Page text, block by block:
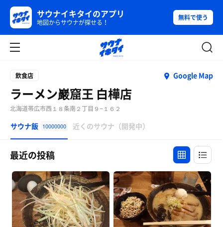
サウナイキタイのアプリ
地図からサウナが探せる！
無料で使う
飲食店 Google Map
ラーメン巖窟王 白樺店
北海道帯広市西１８条南２丁目９−１６２
サウナ飯 10000000 近くのサウナ（開発中）
最近の投稿